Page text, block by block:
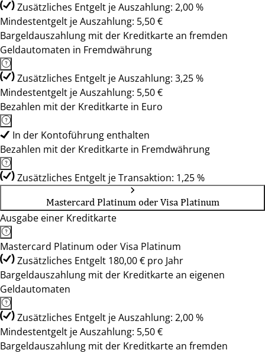
Zusätzliches Entgelt je Auszahlung: 2,00 %
Mindestentgelt je Auszahlung: 5,50 €
Bargeldauszahlung mit der Kreditkarte an fremden
Geldautomaten in Fremdwährung
Zusätzliches Entgelt je Auszahlung: 3,25 %
Mindestentgelt je Auszahlung: 5,50 €
Bezahlen mit der Kreditkarte in Euro
In der Kontoführung enthalten
Bezahlen mit der Kreditkarte in Fremdwährung
Zusätzliches Entgelt je Transaktion: 1,25 %
Mastercard Platinum oder Visa Platinum
Ausgabe einer Kreditkarte
Mastercard Platinum oder Visa Platinum
Zusätzliches Entgelt 180,00 € pro Jahr
Bargeldauszahlung mit der Kreditkarte an eigenen
Geldautomaten
Zusätzliches Entgelt je Auszahlung: 2,00 %
Mindestentgelt je Auszahlung: 5,50 €
Bargeldauszahlung mit der Kreditkarte an fremden